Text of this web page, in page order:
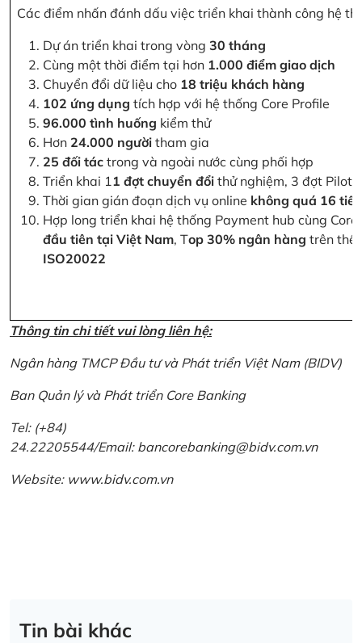
Các điểm nhấn đánh dấu việc triển khai thành công hệ
Dự án triển khai trong vòng 30 tháng
Cùng một thời điểm tại hơn 1.000 điểm giao dịch
Chuyển đổi dữ liệu cho 18 triệu khách hàng
102 ứng dụng tích hợp với hệ thống Core Profile
96.000 tình huống kiểm thử
Hơn 24.000 người tham gia
25 đối tác trong và ngoài nước cùng phối hợp
Triển khai 11 đợt chuyển đổi thử nghiệm, 3 đợt Pilot
Thời gian gián đoạn dịch vụ online không quá 16
Hợp long triển khai hệ thống Payment hub cùng
đầu tiên tại Việt Nam, Top 30% ngân hàng trên thế
ISO20022
Thông tin chi tiết vui lòng liên hệ:
Ngân hàng TMCP Đầu tư và Phát triển Việt Nam (BIDV)
Ban Quản lý và Phát triển Core Banking
Tel: (+84)
24.22205544/Email: bancorebanking@bidv.com.vn
Website: www.bidv.com.vn
Tin bài khác